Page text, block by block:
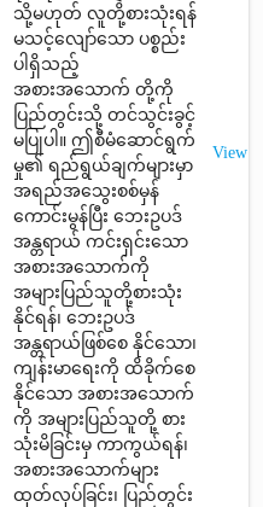
သို့မဟုတ် လူတို့စားသုံးရန်
မသင့်လျော်သော ပစ္စည်း
ပါရှိသည့်
အစားအသောက် တို့ကို
ပြည်တွင်းသို့ တင်သွင်းခွင့်
မပြုပါ။ ဤစီမံဆောင်ရွက်
မှု၏ ရည်ရွယ်ချက်များမှာ
အရည်အသွေးစစ်မှန်
ကောင်းမွန်ပြီး ဘေးဥပဒ်
အန္တရာယ် ကင်းရှင်းသော
အစားအသောက်ကို
အများပြည်သူတို့စားသုံး
နိုင်ရန်၊ ဘေးဥပဒ်
အန္တရာယ်ဖြစ်စေ နိုင်သော၊
ကျန်းမာရေးကို ထိခိုက်စေ
နိုင်သော အစားအသောက်
ကို အများပြည်သူတို့ စား
သုံးမိခြင်းမှ ကာကွယ်ရန်၊
အစားအသောက်များ
ထုတ်လုပ်ခြင်း၊ ပြည်တွင်း
View